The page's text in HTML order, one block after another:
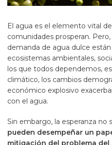
El agua es el elemento vital
comunidades prosperan.
demanda de agua dulce
ecosistemas ambientales,
los que todos dependemos,
climático, los cambios
económico explosivo
con el agua.
Sin embargo, la esperanza no
pueden desempeñar un
mitigación del problema del